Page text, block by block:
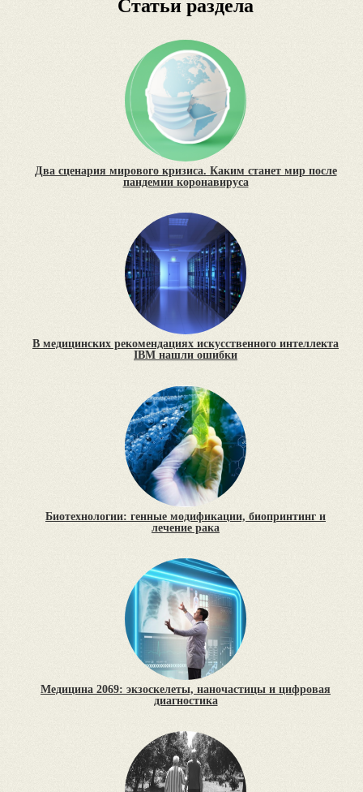
Статьи раздела
Два сценария мирового кризиса. Каким станет мир после
пандемии коронавируса
В медицинских рекомендациях искусственного интеллекта
IBM нашли ошибки
Биотехнологии: генные модификации, биопринтинг и
лечение рака
Медицина 2069: экзоскелеты, наночастицы и цифровая
диагностика